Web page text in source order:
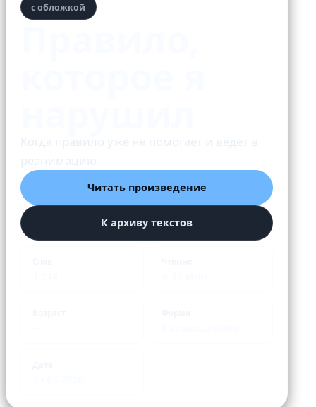
с обложкой
Читать произведение
К архиву текстов